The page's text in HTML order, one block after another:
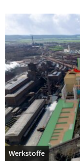
Werkstoffe